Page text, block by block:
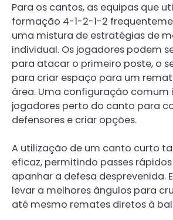
Para os cantos, as equipas que
formação 4-1-2-1-2
uma mistura de estratégias de
individual. Os jogadores podem
para atacar o primeiro poste, o
para criar espaço para um
área. Uma configuração comum
jogadores perto do canto para
defensores e criar opções.
A utilização de um canto curto
eficaz, permitindo passes
apanhar a defesa desprevenida.
levar a melhores ângulos para
até mesmo remates diretos à